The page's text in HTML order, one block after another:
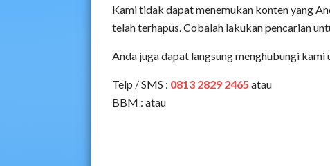
Kami tidak dapat menemukan konten yang
telah terhapus. Cobalah lakukan pencarian
Anda juga dapat langsung menghubungi
Telp / SMS : 0813 2829 2465 atau
BBM : atau